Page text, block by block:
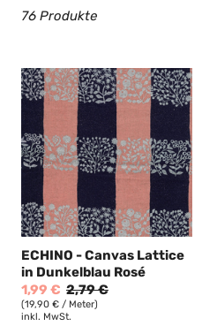
76 Produkte
ECHINO - Canvas Lattice
in Dunkelblau Rosé
1,99 € 2,79 €
(19,90 € / Meter)
inkl. MwSt.